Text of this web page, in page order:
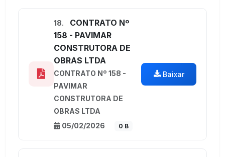
18.
CONTRATO Nº
158 - PAVIMAR
CONSTRUTORA DE
OBRAS LTDA
CONTRATO Nº 158 -
PAVIMAR
CONSTRUTORA DE
OBRAS LTDA
05/02/2026
0 B
Baixar